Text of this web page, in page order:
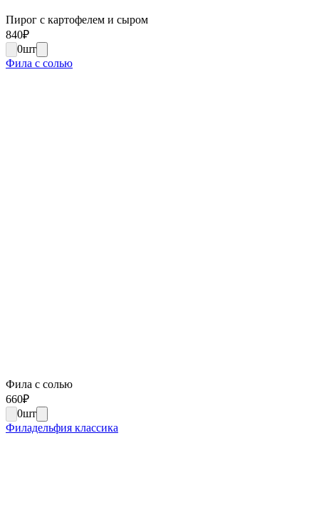
Пирог с картофелем и сыром
840₽
0шт
Фила с солью
Фила с солью
660₽
0шт
Филадельфия классика